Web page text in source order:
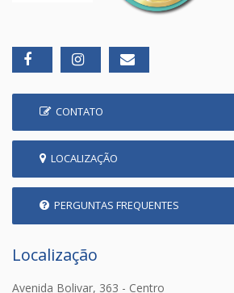
CONTATO
LOCALIZAÇÃO
PERGUNTAS FREQUENTES
Localização
Avenida Bolivar, 363 - Centro